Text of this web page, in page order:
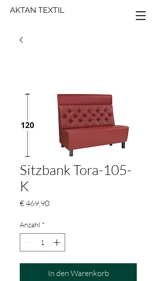
AKTAN TEXTIL
Sitzbank Tora-105-
K
€ 469,90Preis
Anzahl *
In den Warenkorb